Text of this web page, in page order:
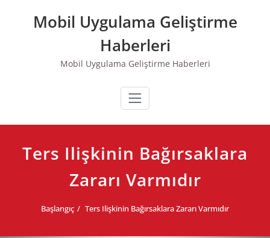
Mobil Uygulama Geliştirme
Haberleri
Mobil Uygulama Geliştirme Haberleri
Ters Ilişkinin Bağırsaklara
Zararı Varmıdır
Başlangıç Ters Ilişkinin Bağırsaklara Zararı Varmıdır